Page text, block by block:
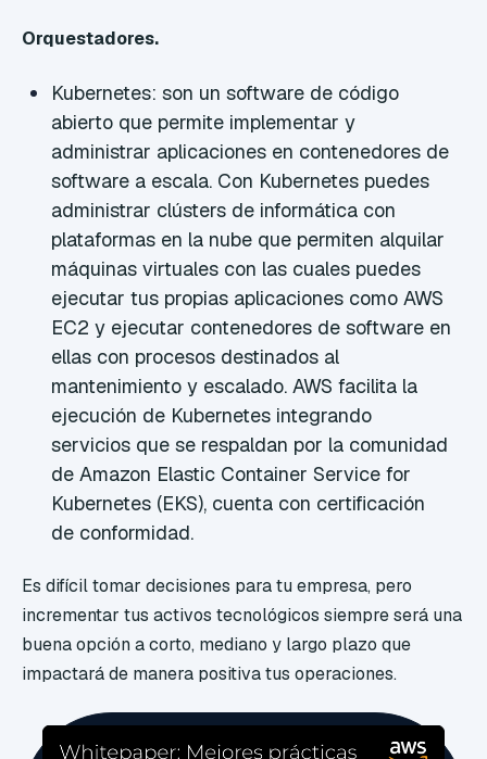
Orquestadores.
Kubernetes: son un software de código
abierto que permite implementar y
administrar aplicaciones en contenedores de
software a escala. Con Kubernetes puedes
administrar clústers de informática con
plataformas en la nube que permiten alquilar
máquinas virtuales con las cuales puedes
ejecutar tus propias aplicaciones como AWS
EC2 y ejecutar contenedores de software en
ellas con procesos destinados al
mantenimiento y escalado. AWS facilita la
ejecución de Kubernetes integrando
servicios que se respaldan por la comunidad
de Amazon Elastic Container Service for
Kubernetes (EKS), cuenta con certificación
de conformidad.
Es difícil tomar decisiones para tu empresa, pero
incrementar tus activos tecnológicos siempre será una
buena opción a corto, mediano y largo plazo que
impactará de manera positiva tus operaciones.